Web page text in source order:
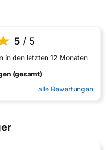
5 / 5
in den letzten 12 Monaten
(gesamt)
alle Bewertungen